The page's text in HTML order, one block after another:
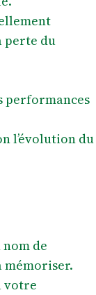
perte du
performances
l’évolution du
de
mémoriser.
votre